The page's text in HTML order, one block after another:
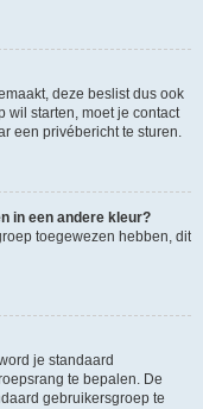
deze beslist dus ook
wil starten, moet je contact
een privébericht te sturen.
in een andere kleur?
toegewezen hebben, dit
je standaard
te bepalen. De
gebruikersgroep te